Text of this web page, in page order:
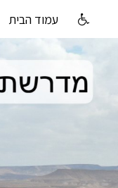
עמוד הבית